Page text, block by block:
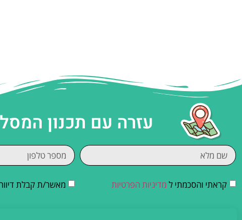
עזרה עם תכנון
קראתי והסכמתי ל מדיניות הפרטיות מאשר/ת קבלת דיוור